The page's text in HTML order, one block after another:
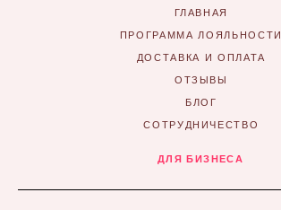
ГЛАВНАЯ
ПРОГРАММА ЛОЯЛЬНОСТИ
ДОСТАВКА И ОПЛАТА
ОТЗЫВЫ
БЛОГ
СОТРУДНИЧЕСТВО
ДЛЯ БИЗНЕСА